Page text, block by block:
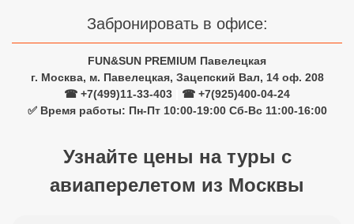
Забронировать в офисе:
FUN&SUN PREMIUM Павелецкая
г. Москва, м. Павелецкая, Зацепский Вал, 14 оф. 208
☎ +7(499)11-33-403
☎ +7(925)400-04-24
✅ Время работы: Пн-Пт 10:00-19:00 Сб-Вс 11:00-16:00
Узнайте цены на туры с
авиаперелетом из Москвы